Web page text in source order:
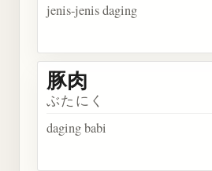
jenis-jenis daging
豚肉
ぶたにく
daging babi